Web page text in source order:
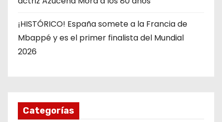
¡HISTÓRICO! España somete a la Francia de
Mbappé y es el primer finalista del Mundial
2026
Categorías